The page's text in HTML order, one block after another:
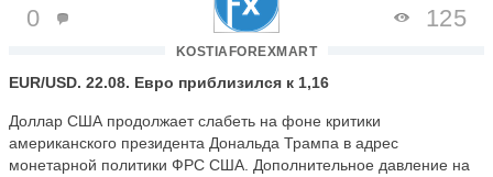
KOSTIAFOREXMART
0 125
EUR/USD. 22.08. Евро приблизился к 1,16
Доллар США продолжает слабеть на фоне критики
американского президента Дональда Трампа в адрес
монетарной политики ФРС США. Дополнительное давление на